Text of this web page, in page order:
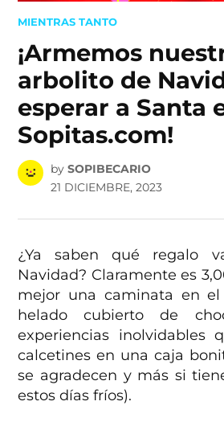
POSTED
MIENTRAS TANTO
¡Armemos
arbolito de
esperar a Santa
Sopitas.com!
by SOPIBECARIO
21 DICIEMBRE, 2023
¿Ya saben qué regalo
Navidad? Claramente es
mejor una caminata en
helado cubierto de
experiencias inolvidables
calcetines en una caja
se agradecen y más si
estos días fríos).